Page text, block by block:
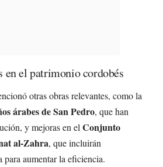
en el patrimonio cordobés
otras obras relevantes, como la
árabes de San Pedro, que han
y mejoras en el Conjunto
al-Zahra, que incluirán
para aumentar la eficiencia.